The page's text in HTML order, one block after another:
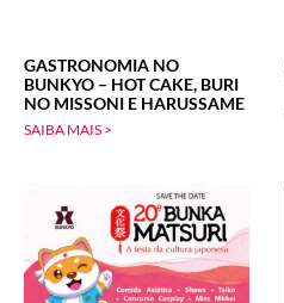
GASTRONOMIA NO
BUNKYO – HOT CAKE, BURI
NO MISSONI E HARUSSAME
SAIBA MAIS >